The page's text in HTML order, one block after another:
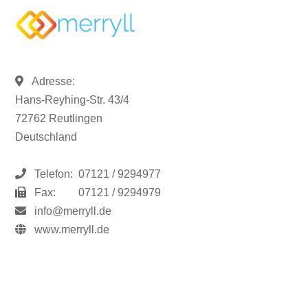
Adresse:
Hans-Reyhing-Str. 43/4
72762 Reutlingen
Deutschland
Telefon: 07121 / 9294977
Fax:
07121 / 9294979
info@merryll.de
www.merryll.de